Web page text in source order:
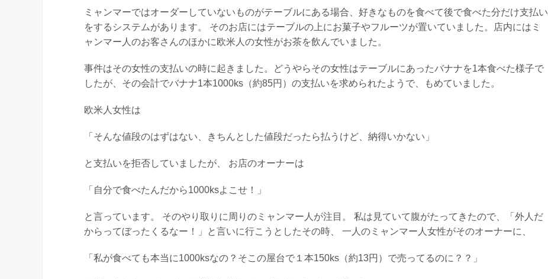
ミャンマーではオーダーしていないものがテーブルにある場合、好きなものを食べて後で食べた分だけ支払い
をするシステムがあります。 そのお店にはテーブルの上にお菓子やフルーツが置いていました。店内にはミ
ャンマー人のお客さんのほかに欧米人の女性がお茶を飲んでいました。
事件はその女性の支払いの時に起きました。どうやらその女性はテーブルにあったバナナを1本食べた様子で
したが、その会計でバナナ1本1000ks（約85円）の支払いを求められたようで、もめていました。
欧米人女性は
「そんな値段のはずはない、きちんとした値段だったら払うけど、納得いかない」
と支払いを拒否していましたが、 お店のオーナーは
「自分で食べたんだから1000ksよこせ！」
と言っています。 そのやり取りに周りのミャンマー人が注目。 私は見ていて腹がたってきたので、「外人だ
からってぼったくるなー！」と言いに行こうとしたその時、 一人のミャンマー人女性がそのオーナーに、
「私が食べても本当に1000ksなの？そこの屋台で１本150ks（約13円）で売ってるのに？？」